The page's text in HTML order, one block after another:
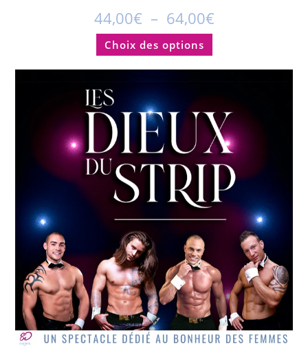
44,00€ – 64,00€
Choix des options